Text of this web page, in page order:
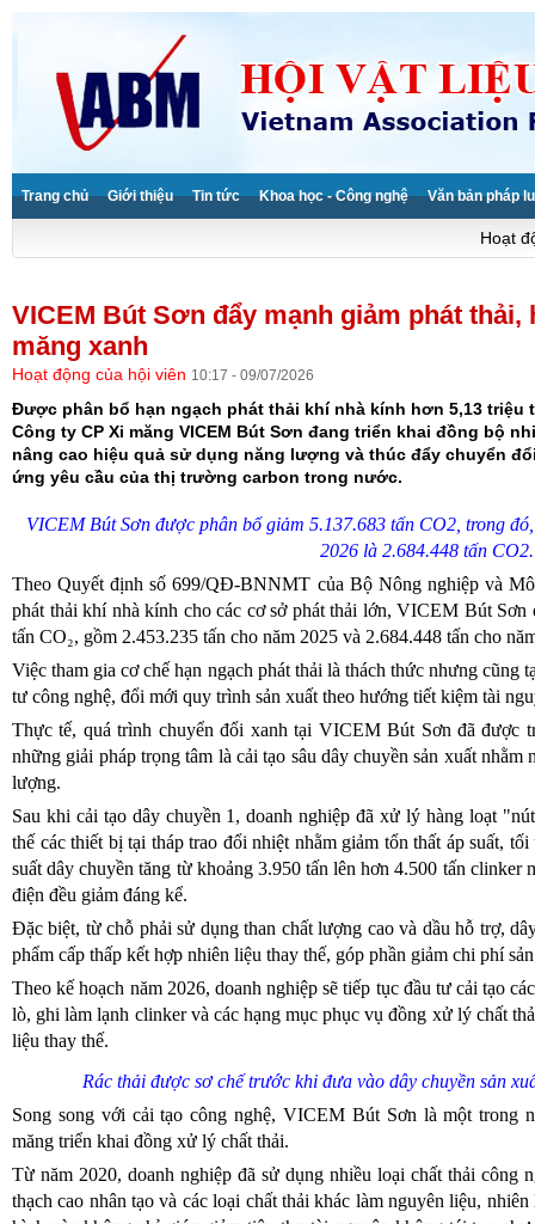
Trang chủ Giới thiệu Tin tức Khoa học - Công nghệ Văn bản pháp
Hoạt
VICEM Bút Sơn đẩy mạnh giảm phát
măng xanh
Hoạt động của hội viên 10:17 - 09/07/2026
Được phân bổ hạn ngạch phát thải khí nhà kính hơn 5,13 triệu
Công ty CP Xi măng VICEM Bút Sơn đang triển khai đồng bộ
nâng cao hiệu quả sử dụng năng lượng và thúc đẩy chuyển
ứng yêu cầu của thị trường carbon trong nước.
VICEM Bút Sơn được phân bổ giảm 5.137.683 tấn CO2, trong
2026 là 2.684.448 tấn CO2.
Theo Quyết định số 699/QĐ-BNNMT của Bộ Nông nghiệp và
phát thải khí nhà kính cho các cơ sở phát thải lớn, VICEM Bút Sơn
tấn CO₂, gồm 2.453.235 tấn cho năm 2025 và 2.684.448 tấn cho
Việc tham gia cơ chế hạn ngạch phát thải là thách thức nhưng cũng
tư công nghệ, đổi mới quy trình sản xuất theo hướng tiết kiệm tài
Thực tế, quá trình chuyển đổi xanh tại VICEM Bút Sơn đã được
những giải pháp trọng tâm là cải tạo sâu dây chuyền sản xuất nhằm
lượng.
Sau khi cải tạo dây chuyền 1, doanh nghiệp đã xử lý hàng loạt
thế các thiết bị tại tháp trao đổi nhiệt nhằm giảm tổn thất áp suất,
suất dây chuyền tăng từ khoảng 3.950 tấn lên hơn 4.500 tấn clinker
điện đều giảm đáng kể.
Đặc biệt, từ chỗ phải sử dụng than chất lượng cao và dầu hỗ trợ,
phẩm cấp thấp kết hợp nhiên liệu thay thế, góp phần giảm chi phí
Theo kế hoạch năm 2026, doanh nghiệp sẽ tiếp tục đầu tư cải tạo
lò, ghi làm lạnh clinker và các hạng mục phục vụ đồng xử lý chất
liệu thay thế.
Rác thải được sơ chế trước khi đưa vào dây chuyền sản
Song song với cải tạo công nghệ, VICEM Bút Sơn là một trong
măng triển khai đồng xử lý chất thải.
Từ năm 2020, doanh nghiệp đã sử dụng nhiều loại chất thải công
thạch cao nhân tạo và các loại chất thải khác làm nguyên liệu,